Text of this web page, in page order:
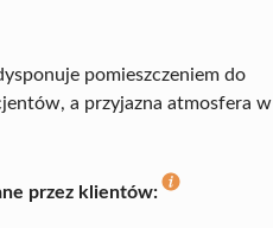
pomieszczeniem do
a przyjazna atmosfera w
przez klientów: